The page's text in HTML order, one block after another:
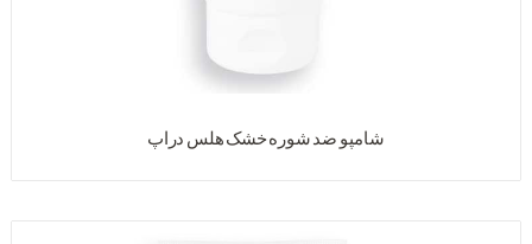
شامپو ضد شوره خشک هلس دراپ